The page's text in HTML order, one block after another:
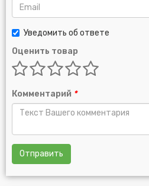
Уведомить об ответе
Оценить товар
Комментарий *
Отправить